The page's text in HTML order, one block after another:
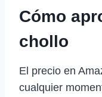
Cómo
chollo
El precio en
cualquier